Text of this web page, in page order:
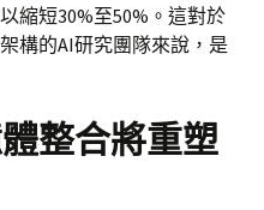
縮短30%至50%。這對於
構的AI研究團隊來說，是
整合將重塑